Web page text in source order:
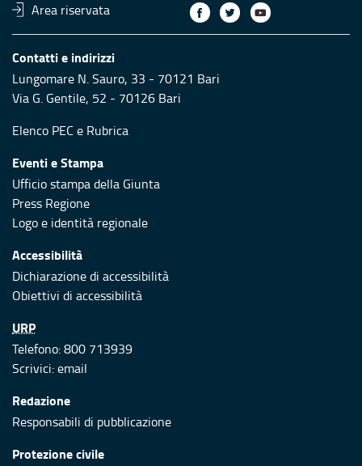
Area riservata
Contatti e indirizzi
Lungomare N. Sauro, 33 - 70121 Bari
Via G. Gentile, 52 - 70126 Bari
Elenco PEC e Rubrica
Eventi e Stampa
Ufficio stampa della Giunta
Press Regione
Logo e identità regionale
Accessibilità
Dichiarazione di accessibilità
Obiettivi di accessibilità
URP
Telefono: 800 713939
Scrivici:email
Redazione
Responsabili di pubblicazione
Protezione civile